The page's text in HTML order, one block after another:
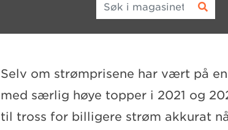
Selv om strømprisene har vært på
med særlig høye topper i 2021 og
til tross for billigere strøm akkurat